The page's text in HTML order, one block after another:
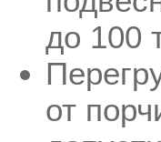
до 100
от